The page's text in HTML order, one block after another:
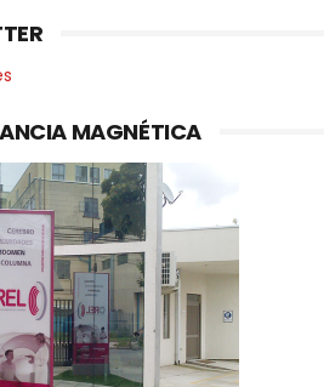
MAGNÉTICA